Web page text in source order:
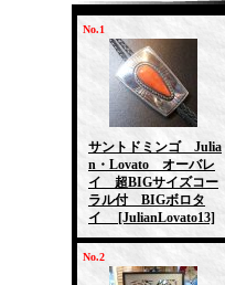
No.1
サントドミンゴ Julia
n・Lovato オーバレ
イ 超BIGサイズコー
ラル付 BIGボロタ
イ
[JulianLovato13]
No.2